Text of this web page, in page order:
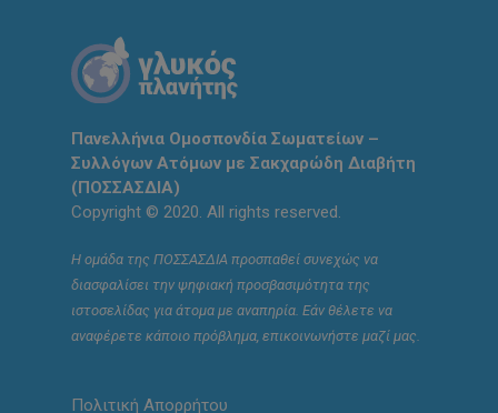
Πανελλήνια Ομοσπονδία Σωματείων –
Συλλόγων Ατόμων με Σακχαρώδη Διαβήτη
(ΠΟΣΣΑΣΔΙΑ)
Copyright © 2020. All rights reserved.
Η ομάδα της ΠΟΣΣΑΣΔΙΑ προσπαθεί συνεχώς να
διασφαλίσει την ψηφιακή προσβασιμότητα της
ιστοσελίδας για άτομα με αναπηρία. Εάν θέλετε να
αναφέρετε κάποιο πρόβλημα, επικοινωνήστε μαζί μας.
Πολιτική Απορρήτου